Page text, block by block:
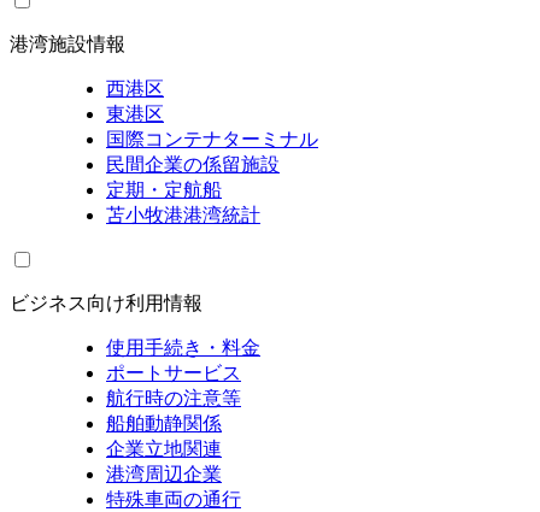
港湾施設情報
西港区
東港区
国際コンテナターミナル
民間企業の係留施設
定期・定航船
苫小牧港港湾統計
ビジネス向け利用情報
使用手続き・料金
ポートサービス
航行時の注意等
船舶動静関係
企業立地関連
港湾周辺企業
特殊車両の通行